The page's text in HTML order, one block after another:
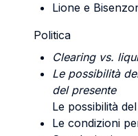
Lione e
Politica
Clearing vs.
Le possibilità
del presente
Le possibilità
Le condizioni